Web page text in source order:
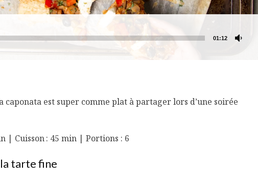
01:12
est super comme plat à partager lors d’une soirée
| Cuisson : 45 min | Portions : 6
tarte fine